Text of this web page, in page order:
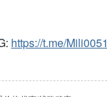
https://t.me/Mili0051